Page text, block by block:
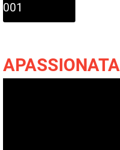
001
APASSIONATA